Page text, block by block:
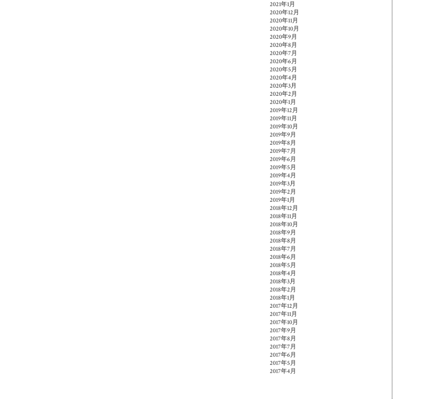
2021年1月
2020年12月
2020年11月
2020年10月
2020年9月
2020年8月
2020年7月
2020年6月
2020年5月
2020年4月
2020年3月
2020年2月
2020年1月
2019年12月
2019年11月
2019年10月
2019年9月
2019年8月
2019年7月
2019年6月
2019年5月
2019年4月
2019年3月
2019年2月
2019年1月
2018年12月
2018年11月
2018年10月
2018年9月
2018年8月
2018年7月
2018年6月
2018年5月
2018年4月
2018年3月
2018年2月
2018年1月
2017年12月
2017年11月
2017年10月
2017年9月
2017年8月
2017年7月
2017年6月
2017年5月
2017年4月